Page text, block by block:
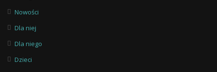
Nowości
Dla niej
Dla niego
Dzieci